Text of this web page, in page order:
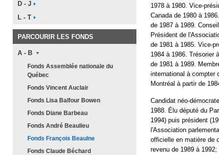
D - J
L - T
PARCOURIR LES FONDS
A - B
Fonds Assemblée nationale du
Québec
Fonds Vincent Auclair
Fonds Lisa Balfour Bowen
Fonds Diane Barbeau
Fonds André Beaulieu
Fonds François Beaulne
Fonds Claude Béchard
1978 à 1980. Vice-
Canada de 1980 à
de 1987 à 1989.
Président de
de 1981 à 1985. Vice-
1984 à 1986. Trésorier
de 1981 à 1989.
international à compter
Montréal à partir de
Candidat néo-
1988. Élu député du
1994) puis président
l'Association
officielle en matière de
revenu de 1989 à 1992;